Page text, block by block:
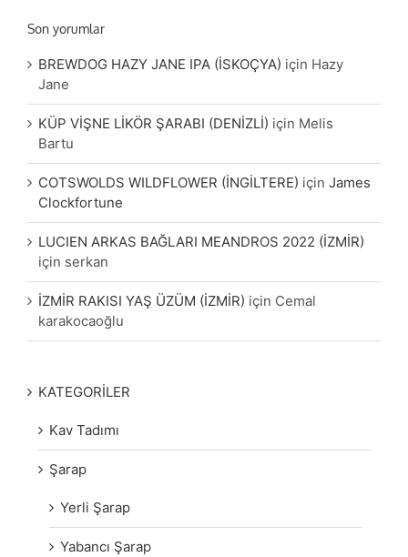
Son yorumlar
BREWDOG HAZY JANE IPA (İSKOÇYA) için Hazy
Jane
KÜP VİŞNE LİKÖR ŞARABI (DENİZLİ) için Melis
Bartu
COTSWOLDS WILDFLOWER (İNGİLTERE) için James
Clockfortune
LUCIEN ARKAS BAĞLARI MEANDROS 2022 (İZMİR)
için serkan
İZMİR RAKISI YAŞ ÜZÜM (İZMİR) için Cemal
karakocaoğlu
KATEGORİLER
Kav Tadımı
Şarap
Yerli Şarap
Yabancı Şarap